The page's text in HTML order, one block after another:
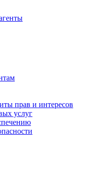
прав и интересов
услуг